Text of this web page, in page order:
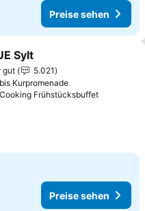
Preise sehen
hinzufügen
Sylt
gut
5.021
Kurpromenade
FrühstücksbuffetPreise
Preise sehen